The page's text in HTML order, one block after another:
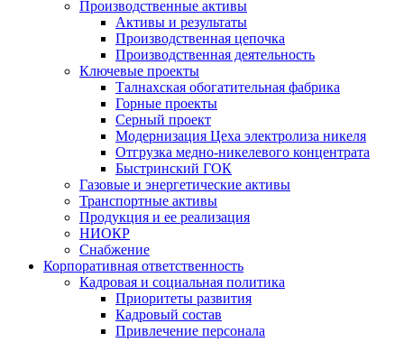
Производственные активы
Активы и результаты
Производственная цепочка
Производственная деятельность
Ключевые проекты
Талнахская обогатительная фабрика
Горные проекты
Серный проект
Модернизация Цеха электролиза никеля
Отгрузка медно-никелевого концентрата
Быстринский ГОК
Газовые и энергетические активы
Транспортные активы
Продукция и ее реализация
НИОКР
Снабжение
Корпоративная ответственность
Кадровая и социальная политика
Приоритеты развития
Кадровый состав
Привлечение персонала